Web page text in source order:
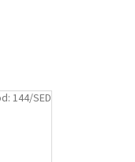
144/SED